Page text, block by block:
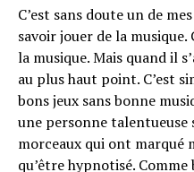
C’est sans doute un de
savoir jouer de la
la musique. Mais quand il
au plus haut point. C’est
bons jeux sans bonne
une personne talentueuse
morceaux qui ont marqué
qu’être hypnotisé.